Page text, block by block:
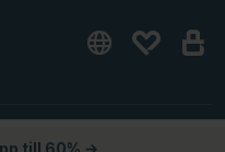
till 60% →